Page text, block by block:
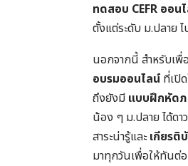
ทดสอบ CEFR ออน
ตั้งแต่ระดับ ม.ปลาย
นอกจากนี้ สำหรับเ
อบรมออนไลน์ ที่เปิ
ถึงยังมี แบบฝึกหัด
น้อง ๆ ม.ปลาย ได้ด
สาระน่ารู้และเกียรติ
มาทุกวันเพื่อให้ทันต่